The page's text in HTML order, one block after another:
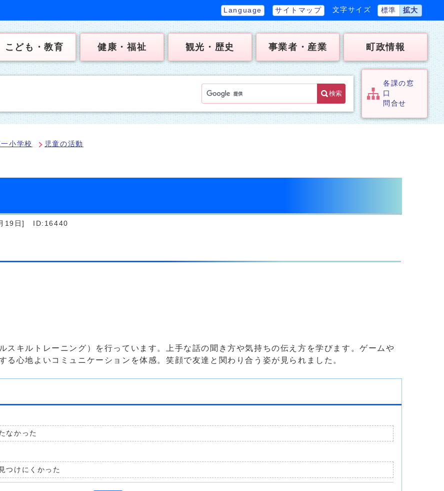
Language サイトマップ 文字サイズ 標準 拡大
こども・教育 健康・福祉 観光・歴史 事業者・産業 町政情報
検索
各課の窓
口
問合せ
小学校 児童の活動
19日] ID:16440
キルトレーニング）を行っています。上手な話の聞き方や気持ちの伝え方を学びます。ゲームや
る心地よいコミュニケーションを体感。笑顔で友達と関わり合う姿が見られました。
なかった
見つけにくかった